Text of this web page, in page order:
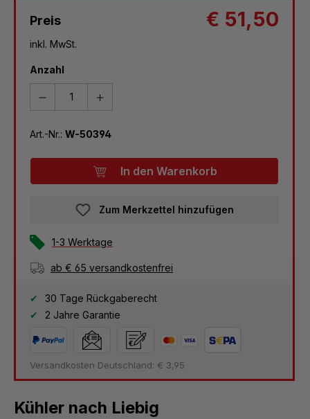
Preis € 51,50
inkl. MwSt.
Anzahl
Art.-Nr.: W-50394
In den Warenkorb
Zum Merkzettel hinzufügen
1-3 Werktage
ab € 65 versandkostenfrei
30 Tage Rückgaberecht
2 Jahre Garantie
Versandkosten Deutschland: € 3,95
Kühler nach Liebig